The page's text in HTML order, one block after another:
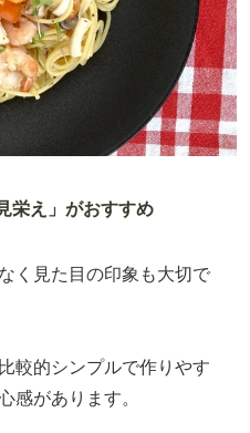
栄え」がおすすめ
く見た目の印象も大切で
較的シンプルで作りやす
感があります。